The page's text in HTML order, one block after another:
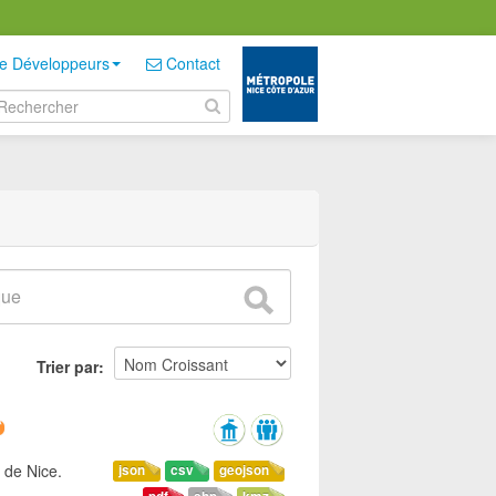
Développeurs Contact
Trier par
geojson
csv
json
Nice.